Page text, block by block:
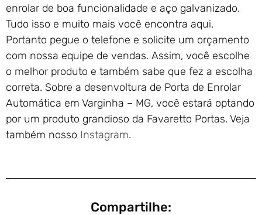
enrolar de boa funcionalidade e aço galvanizado.
Tudo isso e muito mais você encontra aqui.
Portanto pegue o telefone e solicite um orçamento
com nossa equipe de vendas. Assim, você escolhe
o melhor produto e também sabe que fez a escolha
correta. Sobre a desenvoltura de Porta de Enrolar
Automática em Varginha – MG, você estará optando
por um produto grandioso da Favaretto Portas. Veja
também nosso Instagram.
Compartilhe: